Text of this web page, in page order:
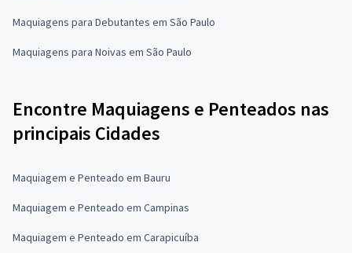
Maquiagens para Debutantes em São Paulo
Maquiagens para Noivas em São Paulo
Encontre Maquiagens e Penteados nas
principais Cidades
Maquiagem e Penteado em Bauru
Maquiagem e Penteado em Campinas
Maquiagem e Penteado em Carapicuíba